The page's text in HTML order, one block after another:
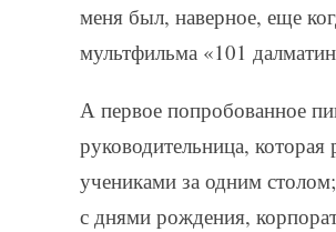
меня был, наверное, еще
мультфильма «101
А первое попробованное
руководительница,
учениками за одним
с днями рождения,